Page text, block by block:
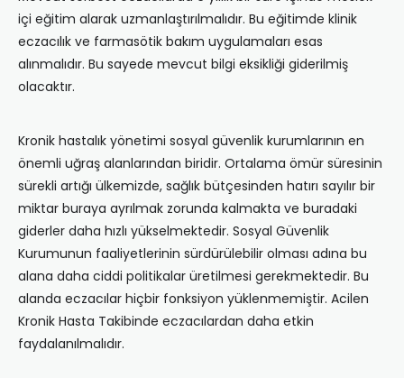
içi eğitim alarak uzmanlaştırılmalıdır. Bu eğitimde klinik
eczacılık ve farmasötik bakım uygulamaları esas
alınmalıdır. Bu sayede mevcut bilgi eksikliği giderilmiş
olacaktır.
Kronik hastalık yönetimi sosyal güvenlik kurumlarının en
önemli uğraş alanlarından biridir. Ortalama ömür süresinin
sürekli artığı ülkemizde, sağlık bütçesinden hatırı sayılır bir
miktar buraya ayrılmak zorunda kalmakta ve buradaki
giderler daha hızlı yükselmektedir. Sosyal Güvenlik
Kurumunun faaliyetlerinin sürdürülebilir olması adına bu
alana daha ciddi politikalar üretilmesi gerekmektedir. Bu
alanda eczacılar hiçbir fonksiyon yüklenmemiştir. Acilen
Kronik Hasta Takibinde eczacılardan daha etkin
faydalanılmalıdır.